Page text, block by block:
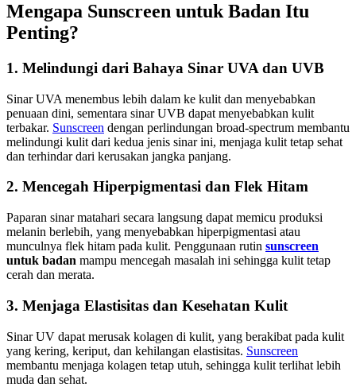
Mengapa Sunscreen untuk Badan Itu
Penting?
1. Melindungi dari Bahaya Sinar UVA dan UVB
Sinar UVA menembus lebih dalam ke kulit dan menyebabkan
penuaan dini, sementara sinar UVB dapat menyebabkan kulit
terbakar. Sunscreen dengan perlindungan broad-spectrum membantu
melindungi kulit dari kedua jenis sinar ini, menjaga kulit tetap sehat
dan terhindar dari kerusakan jangka panjang.
2. Mencegah Hiperpigmentasi dan Flek Hitam
Paparan sinar matahari secara langsung dapat memicu produksi
melanin berlebih, yang menyebabkan hiperpigmentasi atau
munculnya flek hitam pada kulit. Penggunaan rutin sunscreen
untuk badan mampu mencegah masalah ini sehingga kulit tetap
cerah dan merata.
3. Menjaga Elastisitas dan Kesehatan Kulit
Sinar UV dapat merusak kolagen di kulit, yang berakibat pada kulit
yang kering, keriput, dan kehilangan elastisitas. Sunscreen
membantu menjaga kolagen tetap utuh, sehingga kulit terlihat lebih
muda dan sehat.